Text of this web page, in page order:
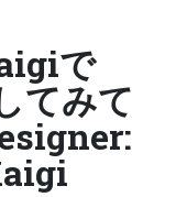
で
てみて